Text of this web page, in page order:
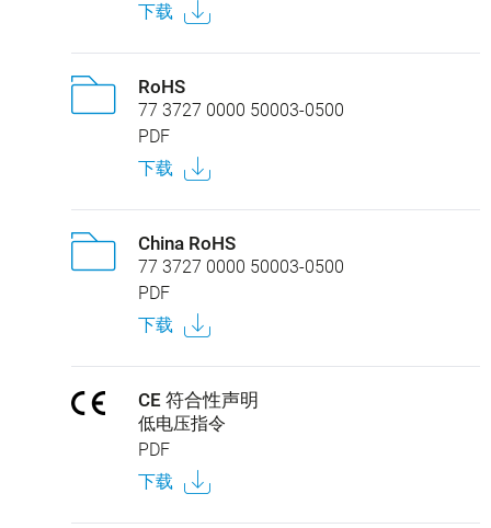
下载
RoHS
77 3727 0000 50003-0500
PDF
下载
China RoHS
77 3727 0000 50003-0500
PDF
下载
CE 符合性声明
低电压指令
PDF
下载